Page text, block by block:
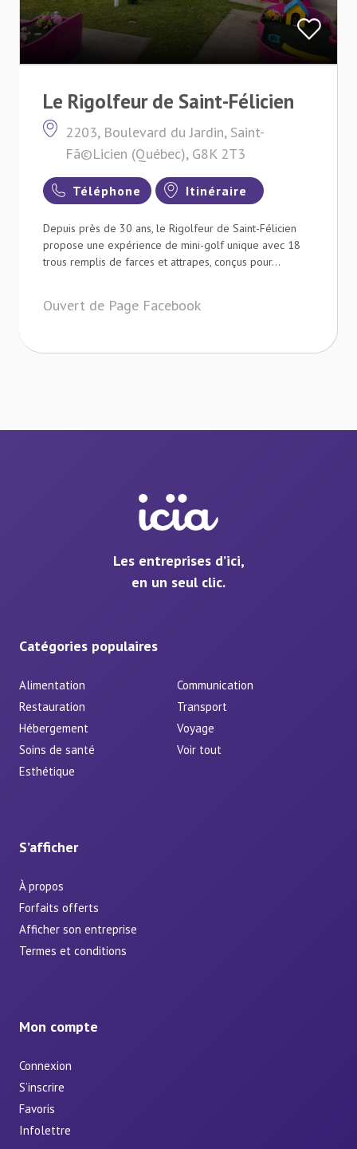
Le Rigolfeur de Saint-Félicien
2203, Boulevard du Jardin, Saint-
Fã©Licien (Québec), G8K 2T3
Téléphone Itinéraire
Depuis près de 30 ans, le Rigolfeur de Saint-Félicien
propose une expérience de mini-golf unique avec 18
trous remplis de farces et attrapes, conçus pour...
Ouvert de Page Facebook
Les entreprises d’ici,
en un seul clic.
Catégories populaires
Alimentation
Communication
Restauration
Transport
Hébergement
Voyage
Soins de santé
Voir tout
Esthétique
S’afficher
À propos
Forfaits offerts
Afficher son entreprise
Termes et conditions
Mon compte
Connexion
S’inscrire
Favoris
Infolettre